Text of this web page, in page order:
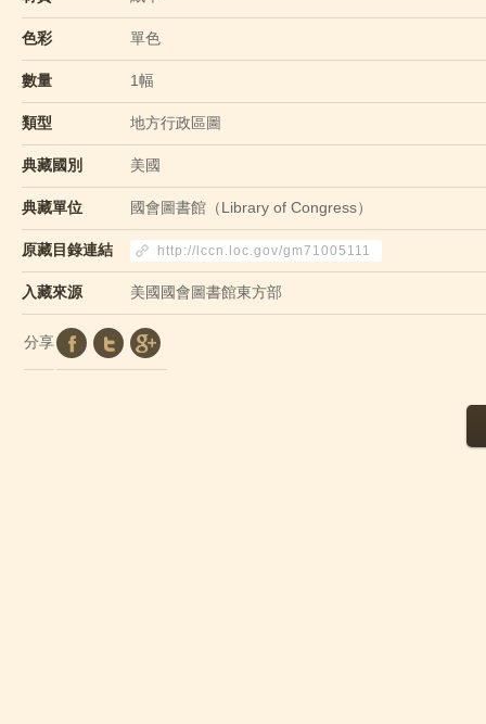
色彩 單色
數量 1幅
類型 地方行政區圖
典藏國別 美國
典藏單位 國會圖書館（Library of Congress）
原藏目錄連結 http://lccn.loc.gov/gm71005111
入藏來源 美國國會圖書館東方部
分享